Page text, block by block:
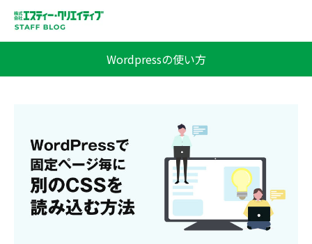
Wordpressの使い方